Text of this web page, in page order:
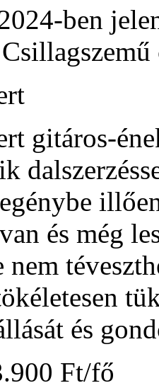
ben
gitáros-
és még
nem
és
Ft/fő